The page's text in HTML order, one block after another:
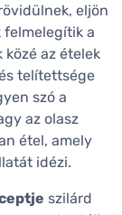
eljön
felmelegítik a
közé az ételek
telítettsége
szó a
az olasz
étel, amely
idézi.
szilárd